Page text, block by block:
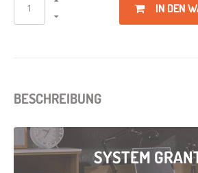
IN DEN
BESCHREIBUNG
SYSTEM